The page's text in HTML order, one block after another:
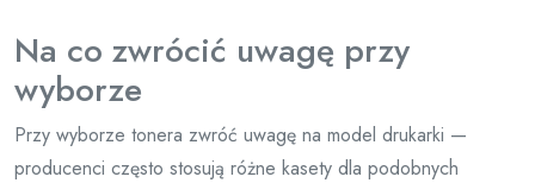
Na co zwrócić uwagę przy
wyborze
Przy wyborze tonera zwróć uwagę na model drukarki —
producenci często stosują różne kasety dla podobnych